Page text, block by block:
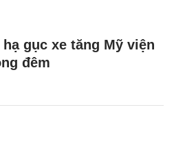
gục xe tăng Mỹ viện
đêm